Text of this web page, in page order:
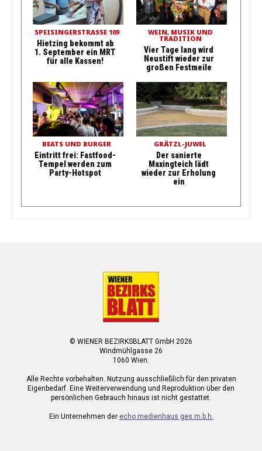
SPEISINGERSTRASSE 109
Hietzing bekommt ab
1. September ein MRT
für alle Kassen!
WEIN, MUSIK UND
TRADITION
Vier Tage lang wird
Neustift wieder zur
großen Festmeile
BEATS UND BURGER
Eintritt frei: Fastfood-
Tempel werden zum
Party-Hotspot
GRÄTZL-JUWEL
Der sanierte
Maxingteich lädt
wieder zur Erholung
ein
© WIENER BEZIRKSBLATT GmbH 2026
Windmühlgasse 26
1060 Wien.
Alle Rechte vorbehalten. Nutzung ausschließlich für den privaten
Eigenbedarf. Eine Weiterverwendung und Reproduktion über den
persönlichen Gebrauch hinaus ist nicht gestattet.
Ein Unternehmen der echo medienhaus ges.m.b.h.